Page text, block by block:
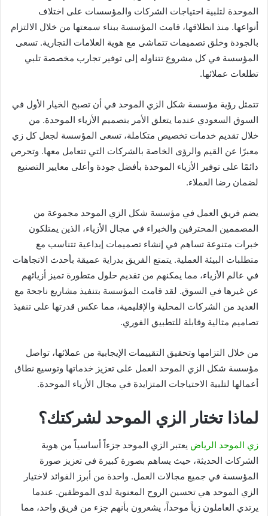
الموحدة لتلبية احتياجات الشركات والمؤسسات على اختلاف
أنواعها. منذ انطلاقها، قامت المؤسسة ببناء سمعتها من خلال الالتزام
بالجودة وخلق تصميمات تتماشى مع هوية العلامات التجارية. تسعى
المؤسسة في كل مشروع تتناوله إلى توفير تجارب مخصصة تلبي
تطلعات عملائها.
تتمثل رؤية مؤسسة شكل الزي الموحد في أن تصبح الخيار الأول في
السوق السعودي عندما يتعلق الأمر بتصميم الأزياء الموحدة. من
خلال تقديم خدمات تخصيص متكاملة، تسعى المؤسسة لجعل كل زي
معبرًا عن القيم والرؤى الخاصة بالشركات التي تتعامل معها. وتحرص
دائمًا على توفير الأزياء الموحدة بأفضل جودة وأعلى معايير التصنيع
لضمان رضا العملاء.
يضم فريق العمل في مؤسسة شكل الزي الموحد مجموعة من
المصممين المحترفين والخبراء في مجال الأزياء، الذين يمتلكون
خبرات متنوعة تساهم في إنشاء تصميمات إبداعية تتناسب مع
متطلبات البيئة العملية. يتمتع الفريق بدراية عميقة بأحدث الاتجاهات
في عالم الأزياء، مما يمكنهم من تقديم حلول متطورة تميز أزيائهم
عن غيرها في السوق. لقد قامت المؤسسة بتنفيذ مشاريع ناجحة مع
العديد من الشركات المحلية والإقليمية، مما عكس قدرتها على تنفيذ
تصاميم مثالية وقابلة للتطبيق الفوري.
من خلال التزامها وتحقيق التقييمات الإيجابية من عملائها، تواصل
مؤسسة شكل الزي الموحد العمل على تعزيز خدماتها وتوسيع نطاق
أعمالها لتلبية الاحتياجات المتزايدة في مجال الأزياء الموحدة.
لماذا تختار الزي الموحد لشركتك؟
زي الموحد الرياض يعتبر الزي الموحد جزءاً أساسياً من هوية
الشركات الحديثة، حيث يساهم بصورة كبيرة في تعزيز صورة
المؤسسة في جميع مجالات العمل. واحدة من أبرز الفوائد لاختيار
الزي الموحد هي تحسين الروح المعنوية لدى الموظفين. عندما
يرتدي العاملون زياً موحداً، يشعرون بأنهم جزء من فريق واحد، مما